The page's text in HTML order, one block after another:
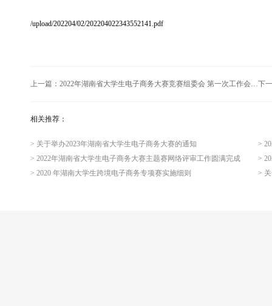
/upload/202204/02/202204022343552141.pdf
上一篇： 2022年湖南省大学生电子商务大赛竞赛组委会 第一次工作会议圆满召开 下
相关推荐：
> 关于举办2023年湖南省大学生电子商务大赛的通知
>
> 2022年湖南省大学生电子商务大赛主题赛网络评审工作圆满完成
>
> 2020 年湖南大学生跨境电子商务专项赛实施细则